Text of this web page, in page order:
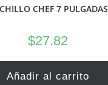
CHEF 7 PULGADAS
$27.82
Añadir al carrito